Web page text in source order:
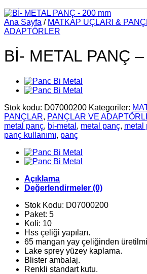
Ana Sayfa / MATKAP UÇLARI &
ADAPTÖRLER
Bİ- METAL PANÇ
Stok kodu: D07000200 Kategoriler:
PANÇLAR, PANÇLAR VE
metal panç, bi-metal , metal panç, metal
panç kullanımı, panç
Açıklama
Değerlendirmeler (0)
Stok Kodu: D07000200
Paket: 5
Koli: 10
Hss çeliği yapıları.
65 mangan yay çeliğinden
Lake sprey yüzey kaplama.
Blister ambalaj.
Renkli standart kutu.